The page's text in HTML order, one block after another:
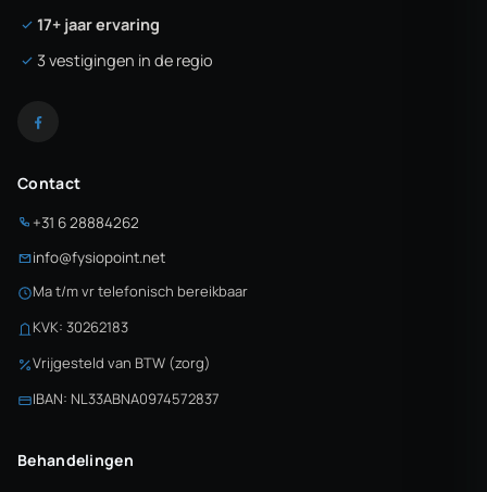
17+ jaar ervaring
3 vestigingen in de regio
Contact
+31 6 28884262
info@fysiopoint.net
Ma t/m vr telefonisch bereikbaar
KVK: 30262183
Vrijgesteld van BTW (zorg)
IBAN: NL33ABNA0974572837
Behandelingen